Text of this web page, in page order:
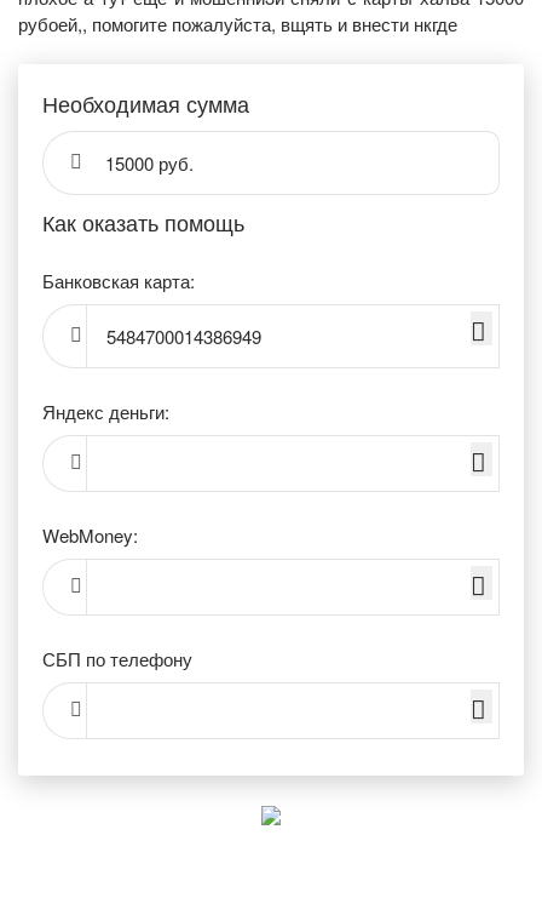
рубоей,, помогите пожалуйста, вщять и внести нкгде
Необходимая сумма
15000 руб.
Как оказать помощь
Банковская карта:
5484700014386949
Яндекс деньги:
WebMoney:
СБП по телефону